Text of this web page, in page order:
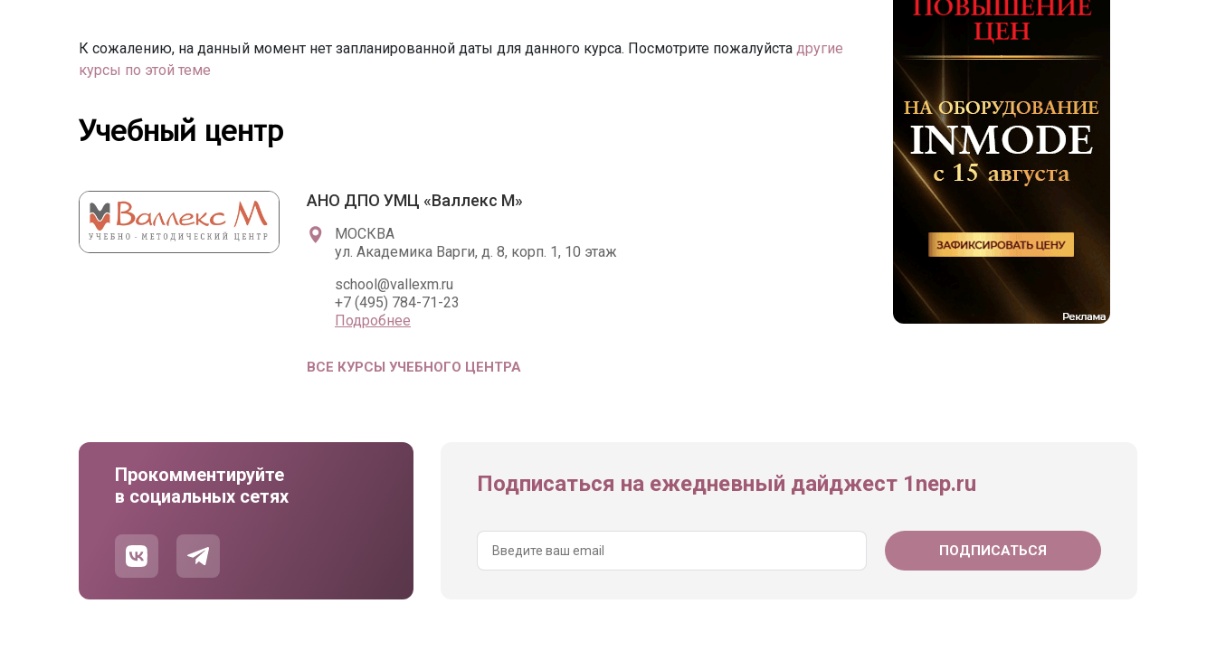
К сожалению, на данный момент нет запланированной даты для данного курса. Посмотрите пожалуйста другие
курсы по этой теме
Учебный центр
АНО ДПО УМЦ «Валлекс М»
МОСКВА
ул. Академика Варги, д. 8, корп. 1, 10 этаж
school@vallexm.ru
+7 (495) 784-71-23
Подробнее
ВСЕ КУРСЫ УЧЕБНОГО ЦЕНТРА
Прокомментируйте
в социальных сетях
Подписаться на ежедневный дайджест 1nep.ru